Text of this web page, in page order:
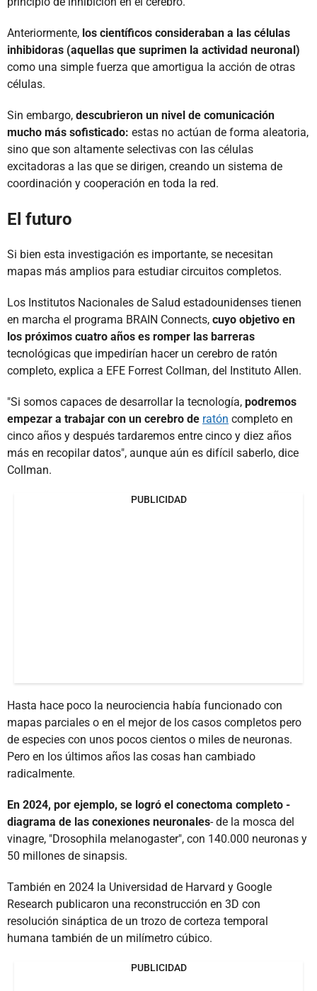
Anteriormente, los científicos consideraban a las células
inhibidoras (aquellas que suprimen la actividad neuronal)
como una simple fuerza que amortigua la acción de otras
células.
Sin embargo, descubrieron un nivel de comunicación
mucho más sofisticado: estas no actúan de forma aleatoria,
sino que son altamente selectivas con las células
excitadoras a las que se dirigen, creando un sistema de
coordinación y cooperación en toda la red.
El futuro
Si bien esta investigación es importante, se necesitan
mapas más amplios para estudiar circuitos completos.
Los Institutos Nacionales de Salud estadounidenses tienen
en marcha el programa BRAIN Connects, cuyo objetivo en
los próximos cuatro años es romper las barreras
tecnológicas que impedirían hacer un cerebro de ratón
completo, explica a EFE Forrest Collman, del Instituto Allen.
"Si somos capaces de desarrollar la tecnología, podremos
empezar a trabajar con un cerebro de ratón completo en
cinco años y después tardaremos entre cinco y diez años
más en recopilar datos", aunque aún es difícil saberlo, dice
Collman.
PUBLICIDAD
Hasta hace poco la neurociencia había funcionado con
mapas parciales o en el mejor de los casos completos pero
de especies con unos pocos cientos o miles de neuronas.
Pero en los últimos años las cosas han cambiado
radicalmente.
En 2024, por ejemplo, se logró el conectoma completo -
diagrama de las conexiones neuronales- de la mosca del
vinagre, "Drosophila melanogaster", con 140.000 neuronas y
50 millones de sinapsis.
También en 2024 la Universidad de Harvard y Google
Research publicaron una reconstrucción en 3D con
resolución sináptica de un trozo de corteza temporal
humana también de un milímetro cúbico.
PUBLICIDAD